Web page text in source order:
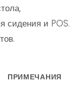
сидения и POS.
ПРИМЕЧАНИЯ